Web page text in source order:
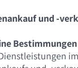
und -
Bestimmungen